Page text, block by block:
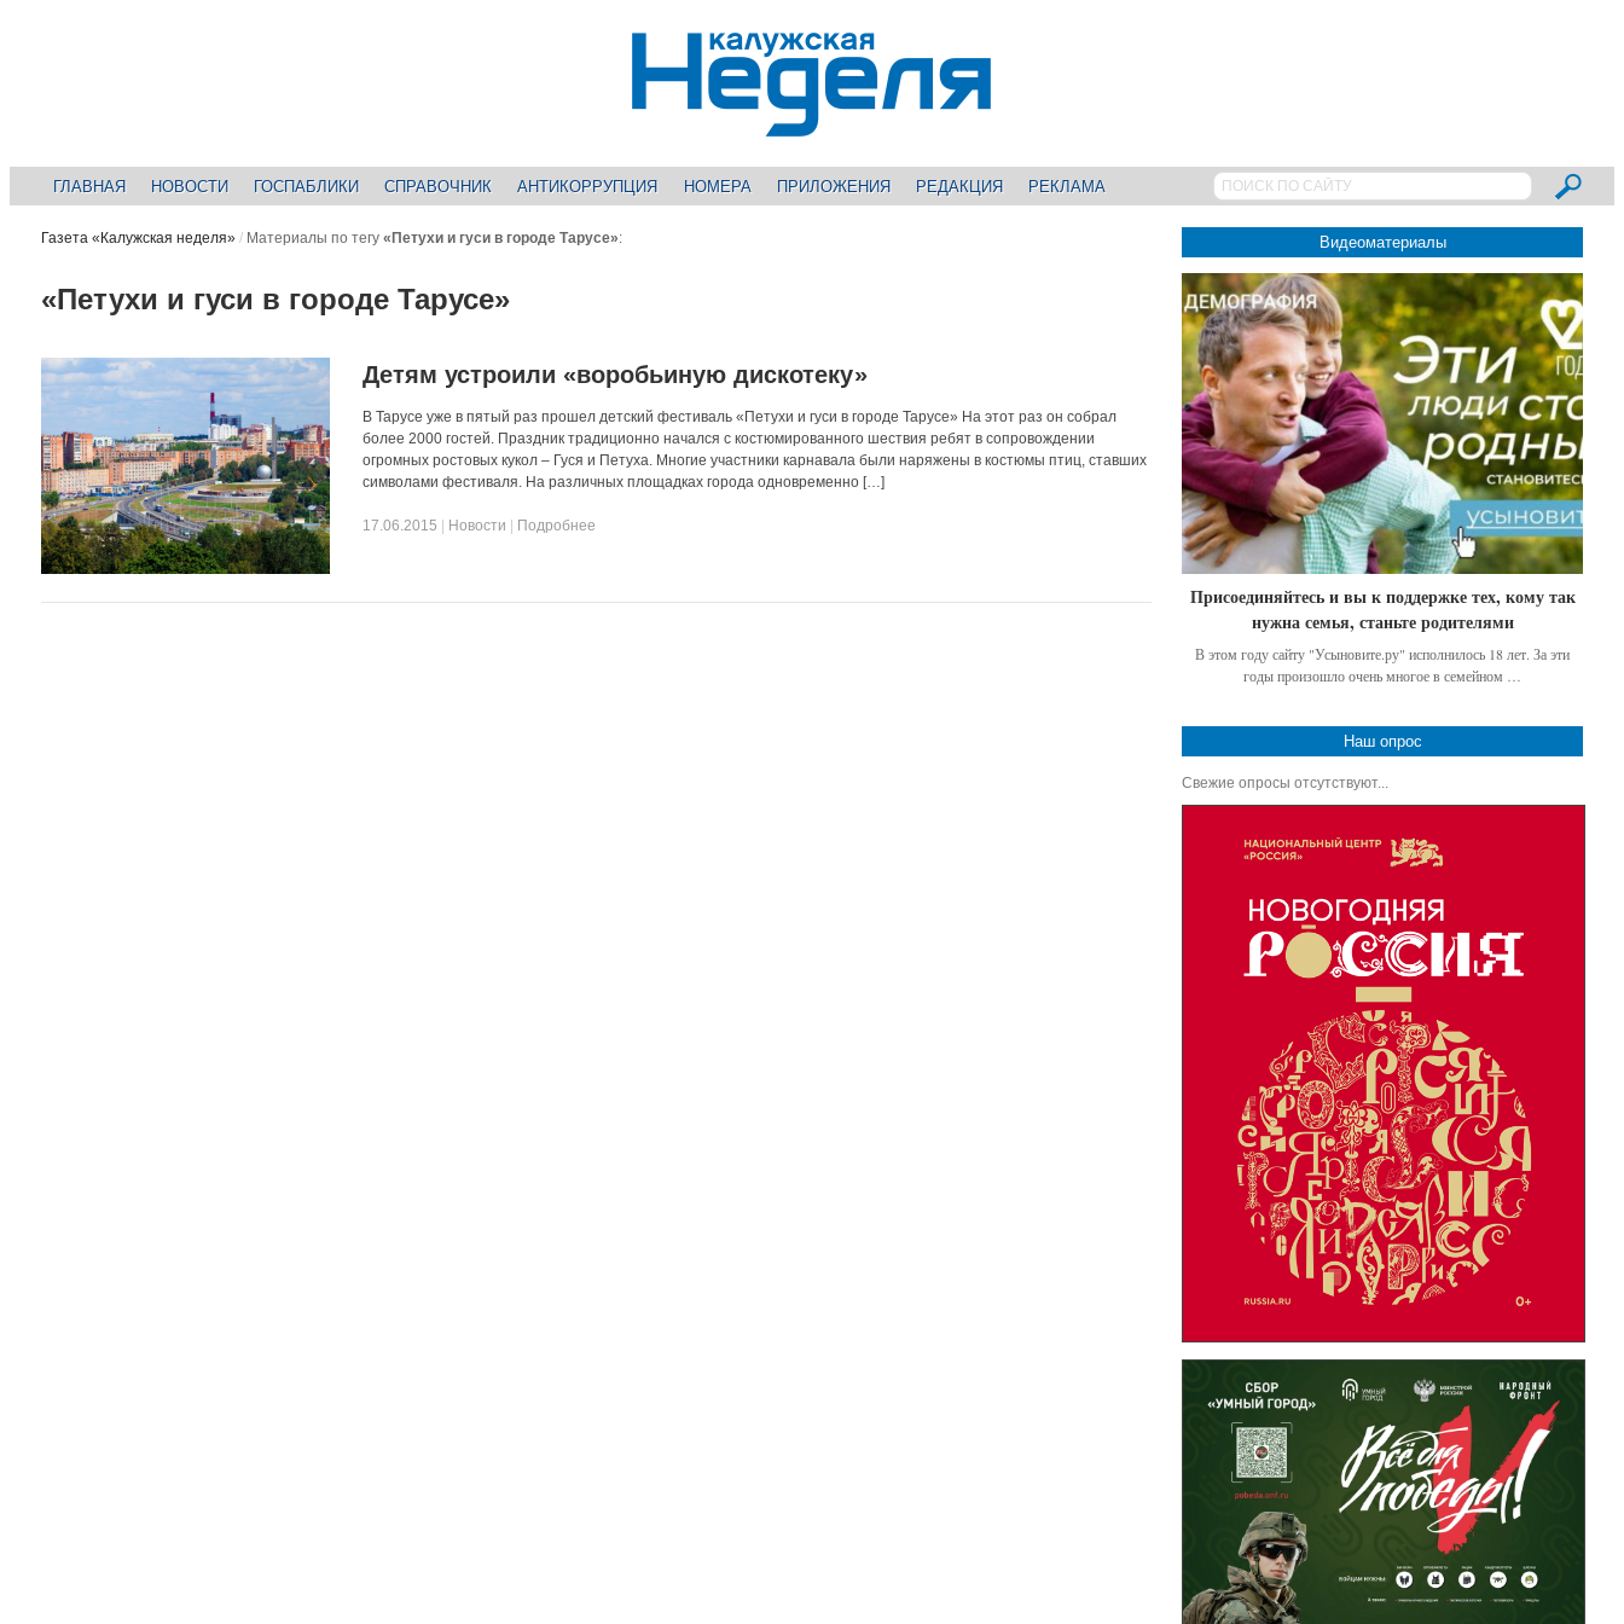
ГЛАВНАЯ НОВОСТИ ГОСПАБЛИКИ СПРАВОЧНИК АНТИКОРРУПЦИЯ НОМЕРА ПРИЛОЖЕНИЯ РЕДАКЦИЯ РЕКЛАМА
Газета «Калужская неделя» / Материалы по тегу «Петухи и гуси в городе Тарусе»:
«Петухи и гуси в городе Тарусе»
Детям устроили «воробьиную дискотеку»
В Тарусе уже в пятый раз прошел детский фестиваль «Петухи и гуси в городе Тарусе» На этот раз он собрал
более 2000 гостей. Праздник традиционно начался с костюмированного шествия ребят в сопровождении
огромных ростовых кукол – Гуся и Петуха. Многие участники карнавала были наряжены в костюмы птиц, ставших
символами фестиваля. На различных площадках города одновременно […]
17.06.2015 Новости Подробнее
Видеоматериалы
Присоединяйтесь и вы к поддержке тех, кому так
нужна семья, станьте родителями
В этом году сайту "Усыновите.ру" исполнилось 18 лет. За эти
годы произошло очень многое в семейном …
Наш опрос
Свежие опросы отсутствуют...